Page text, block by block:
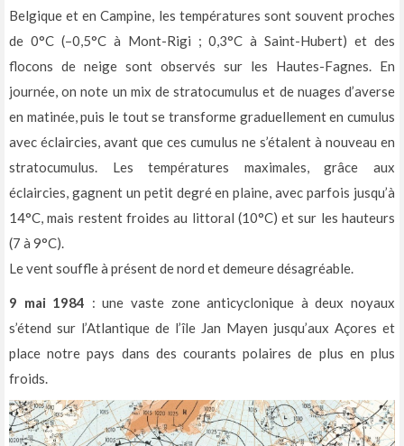
Belgique et en Campine, les températures sont souvent proches
de 0°C (–0,5°C à Mont-Rigi ; 0,3°C à Saint-Hubert) et des
flocons de neige sont observés sur les Hautes-Fagnes. En
journée, on note un mix de stratocumulus et de nuages d’averse
en matinée, puis le tout se transforme graduellement en cumulus
avec éclaircies, avant que ces cumulus ne s’étalent à nouveau en
stratocumulus. Les températures maximales, grâce aux
éclaircies, gagnent un petit degré en plaine, avec parfois jusqu’à
14°C, mais restent froides au littoral (10°C) et sur les hauteurs
(7 à 9°C).
Le vent souffle à présent de nord et demeure désagréable.
9 mai 1984 : une vaste zone anticyclonique à deux noyaux
s’étend sur l’Atlantique de l’île Jan Mayen jusqu’aux Açores et
place notre pays dans des courants polaires de plus en plus
froids.